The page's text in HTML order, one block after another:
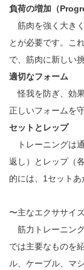
負荷の増加（
筋肉を強く大き
とが必要です。こ
で、筋肉に新しい
適切なフォーム
怪我を防ぎ、効
正しいフォームを
セットとレップ
トレーニングは
返し）とレップ（
的には、1セットあ
〜主なエクササイ
筋力トレーニン
では主要なものを
ル、ケーブル、マ